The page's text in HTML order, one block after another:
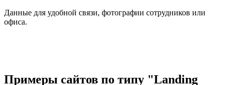
Данные для удобной связи, фотографии сотрудников или
офиса.
Примеры сайтов по типу "Landing